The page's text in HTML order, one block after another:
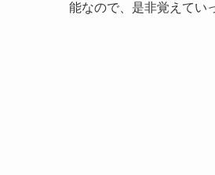
能なので、是非覚えてい